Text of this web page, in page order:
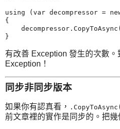
using (var decompressor =
{
有改善 Exception 發生的次數
Exception！
同步非同步版本
如果你有認真看，
前文章裡的實作是同步的。把幾